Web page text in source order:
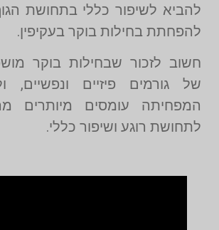
להביא לשיפור כללי בתחושת
להפחתת בחילות בוקר בעקיפין.
חשוב לזכור שבחילות בוקר
של גורמים פיזיים ונפשיים,
המפחיתה עומסים מיותרים
לתחושת רוגע ושיפור כללי.